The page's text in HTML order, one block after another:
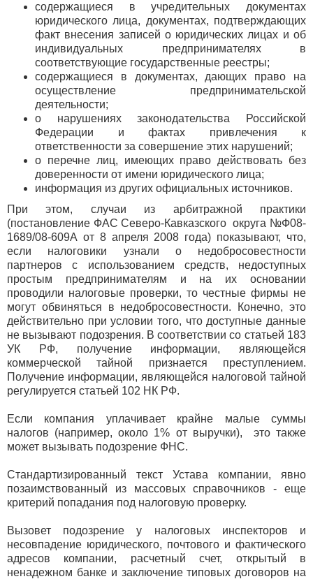
содержащиеся в учредительных документах
юридического лица, документах, подтверждающих
факт внесения записей о юридических лицах и об
индивидуальных предпринимателях в
соответствующие государственные реестры;
содержащиеся в документах, дающих право на
осуществление предпринимательской
деятельности;
о нарушениях законодательства Российской
Федерации и фактах привлечения к
ответственности за совершение этих нарушений;
о перечне лиц, имеющих право действовать без
доверенности от имени юридического лица;
информация из других официальных источников.
При этом, случаи из арбитражной практики
(постановление ФАС Северо-Кавказского округа №Ф08-
1689/08-609А от 8 апреля 2008 года) показывают, что,
если налоговики узнали о недобросовестности
партнеров с использованием средств, недоступных
простым предпринимателям и на их основании
проводили налоговые проверки, то честные фирмы не
могут обвиняться в недобросовестности. Конечно, это
действительно при условии того, что доступные данные
не вызывают подозрения. В соответствии со статьей 183
УК РФ, получение информации, являющейся
коммерческой тайной признается преступлением.
Получение информации, являющейся налоговой тайной
регулируется статьей 102 НК РФ.
Если компания уплачивает крайне малые суммы
налогов (например, около 1% от выручки), это также
может вызывать подозрение ФНС.
Стандартизированный текст Устава компании, явно
позаимствованный из массовых справочников - еще
критерий попадания под налоговую проверку.
Вызовет подозрение у налоговых инспекторов и
несовпадение юридического, почтового и фактического
адресов компании, расчетный счет, открытый в
ненадежном банке и заключение типовых договоров на